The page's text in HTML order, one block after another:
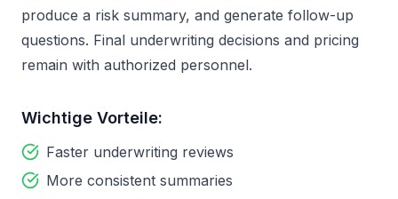
produce a risk summary, and generate follow-up
questions. Final underwriting decisions and pricing
remain with authorized personnel.
Wichtige Vorteile:
Faster underwriting reviews
More consistent summaries